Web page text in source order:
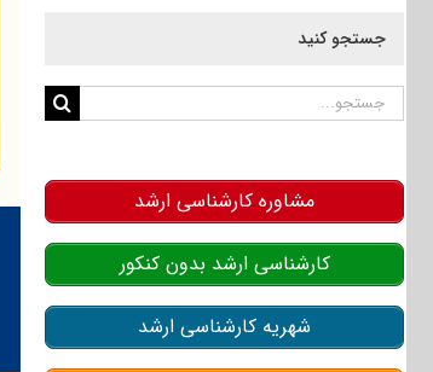
جستجو کنید
جستجو
مشاوره کارشناسی ارشد
کارشناسی ارشد بدون کنکور
شهریه کارشناسی ارشد